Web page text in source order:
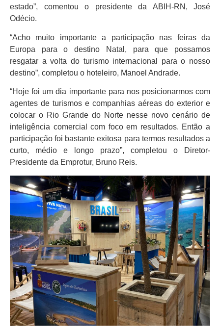
estado”, comentou o presidente da ABIH-RN, José
Odécio.
“Acho muito importante a participação nas feiras da
Europa para o destino Natal, para que possamos
resgatar a volta do turismo internacional para o nosso
destino”, completou o hoteleiro, Manoel Andrade.
“Hoje foi um dia importante para nos posicionarmos com
agentes de turismos e companhias aéreas do exterior e
colocar o Rio Grande do Norte nesse novo cenário de
inteligência comercial com foco em resultados. Então a
participação foi bastante exitosa para termos resultados a
curto, médio e longo prazo”, completou o Diretor-
Presidente da Emprotur, Bruno Reis.